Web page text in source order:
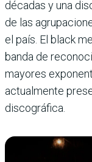
décadas y una
de las
el país. El black
banda de
mayores
actualmente
discográfica.